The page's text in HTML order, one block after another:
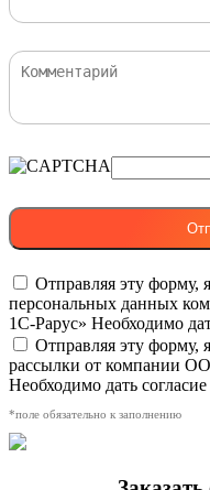
Отправляя эту форму,
персональных данных
1С-Рарус» Необходимо
Отправляя эту форму,
рассылки от компании
Необходимо дать согласие
*поле обязательно к заполнению